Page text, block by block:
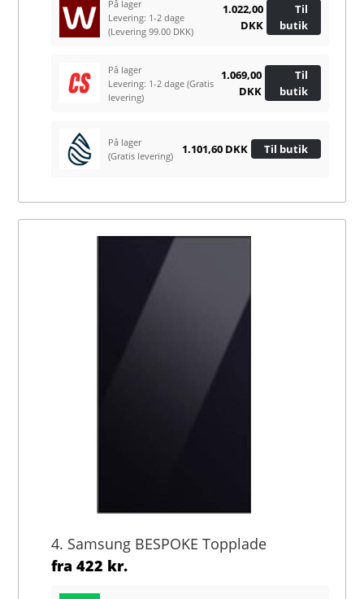
På lager
Levering: 1-2 dage
(Levering 99.00 DKK)
1.022,00
DKK
Til
butik
På lager
Levering: 1-2 dage(Gratis
levering)
1.069,00
DKK
Til
butik
På lager
(Gratis levering)
1.101,60 DKK Til butik
4. Samsung BESPOKE Topplade
fra422 kr.